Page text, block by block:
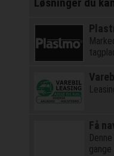
Løsninger du
Få